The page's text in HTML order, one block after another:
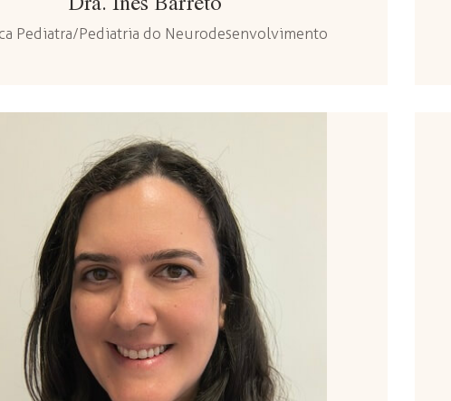
Pediatra/Pediatria do Neurodesenvolvimento